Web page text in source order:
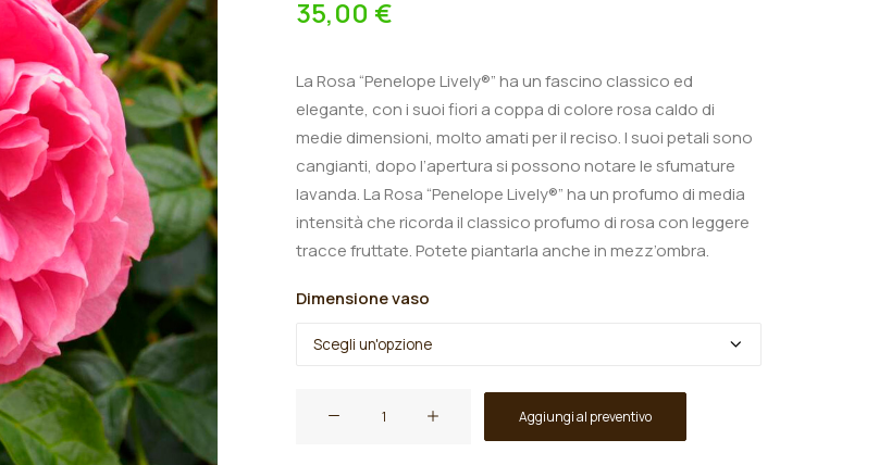
35,00 €
La Rosa “Penelope Lively®” ha un fascino classico ed
elegante, con i suoi fiori a coppa di colore rosa caldo di
medie dimensioni, molto amati per il reciso. I suoi petali sono
cangianti, dopo l’apertura si possono notare le sfumature
lavanda. La Rosa “Penelope Lively®” ha un profumo di media
intensità che ricorda il classico profumo di rosa con leggere
tracce fruttate. Potete piantarla anche in mezz’ombra.
Dimensione vaso
Aggiungi al preventivo